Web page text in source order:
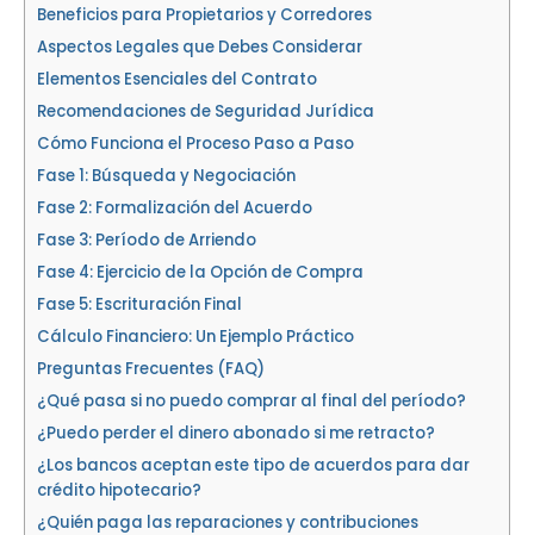
Beneficios para Propietarios y Corredores
Aspectos Legales que Debes Considerar
Elementos Esenciales del Contrato
Recomendaciones de Seguridad Jurídica
Cómo Funciona el Proceso Paso a Paso
Fase 1: Búsqueda y Negociación
Fase 2: Formalización del Acuerdo
Fase 3: Período de Arriendo
Fase 4: Ejercicio de la Opción de Compra
Fase 5: Escrituración Final
Cálculo Financiero: Un Ejemplo Práctico
Preguntas Frecuentes (FAQ)
¿Qué pasa si no puedo comprar al final del período?
¿Puedo perder el dinero abonado si me retracto?
¿Los bancos aceptan este tipo de acuerdos para dar
crédito hipotecario?
¿Quién paga las reparaciones y contribuciones